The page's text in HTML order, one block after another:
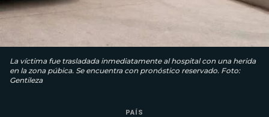
La víctima fue trasladada inmediatamente al hospital con una herida
en la zona púbica. Se encuentra con pronóstico reservado. Foto:
Gentileza
PAÍS